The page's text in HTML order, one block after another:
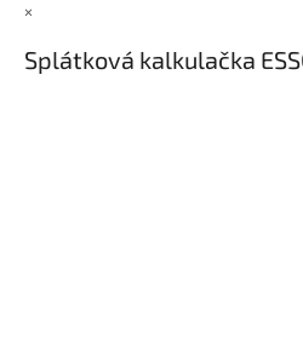
×
Splátková kalkulačka